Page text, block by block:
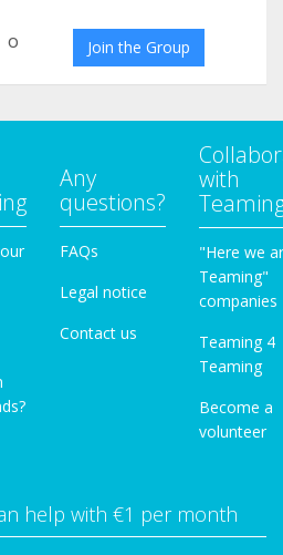
o Join the Group
Any
questions?
FAQs
Legal notice
Contact us
with
"Here we
Teaming"
companies
Teaming 4
Teaming
Become a
volunteer
help with €1 per month